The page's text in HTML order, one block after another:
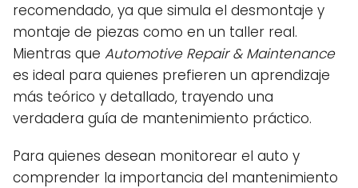
recomendado, ya que simula el desmontaje y
montaje de piezas como en un taller real.
Mientras que Automotive Repair & Maintenance
es ideal para quienes prefieren un aprendizaje
más teórico y detallado, trayendo una
verdadera guía de mantenimiento práctico.
Para quienes desean monitorear el auto y
comprender la importancia del mantenimiento